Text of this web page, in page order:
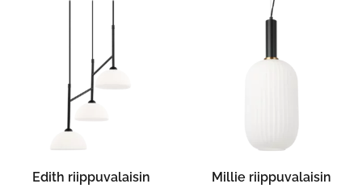
Edith riippuvalaisin
Millie riippuvalaisin